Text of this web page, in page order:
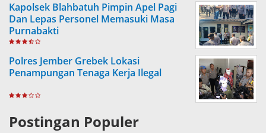
Kapolsek Blahbatuh Pimpin Apel Pagi
Dan Lepas Personel Memasuki Masa
Purnabakti
Polres Jember Grebek Lokasi
Penampungan Tenaga Kerja Ilegal
Postingan Populer